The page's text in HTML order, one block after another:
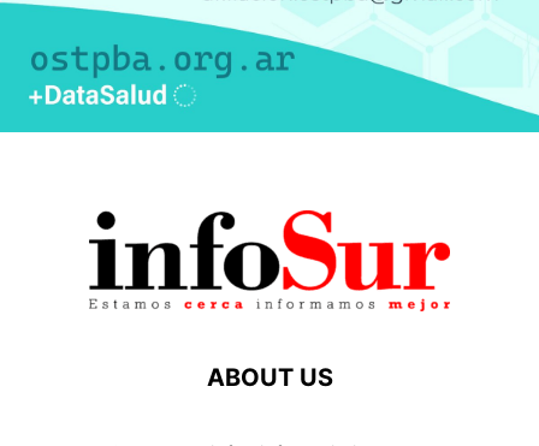
ABOUT US